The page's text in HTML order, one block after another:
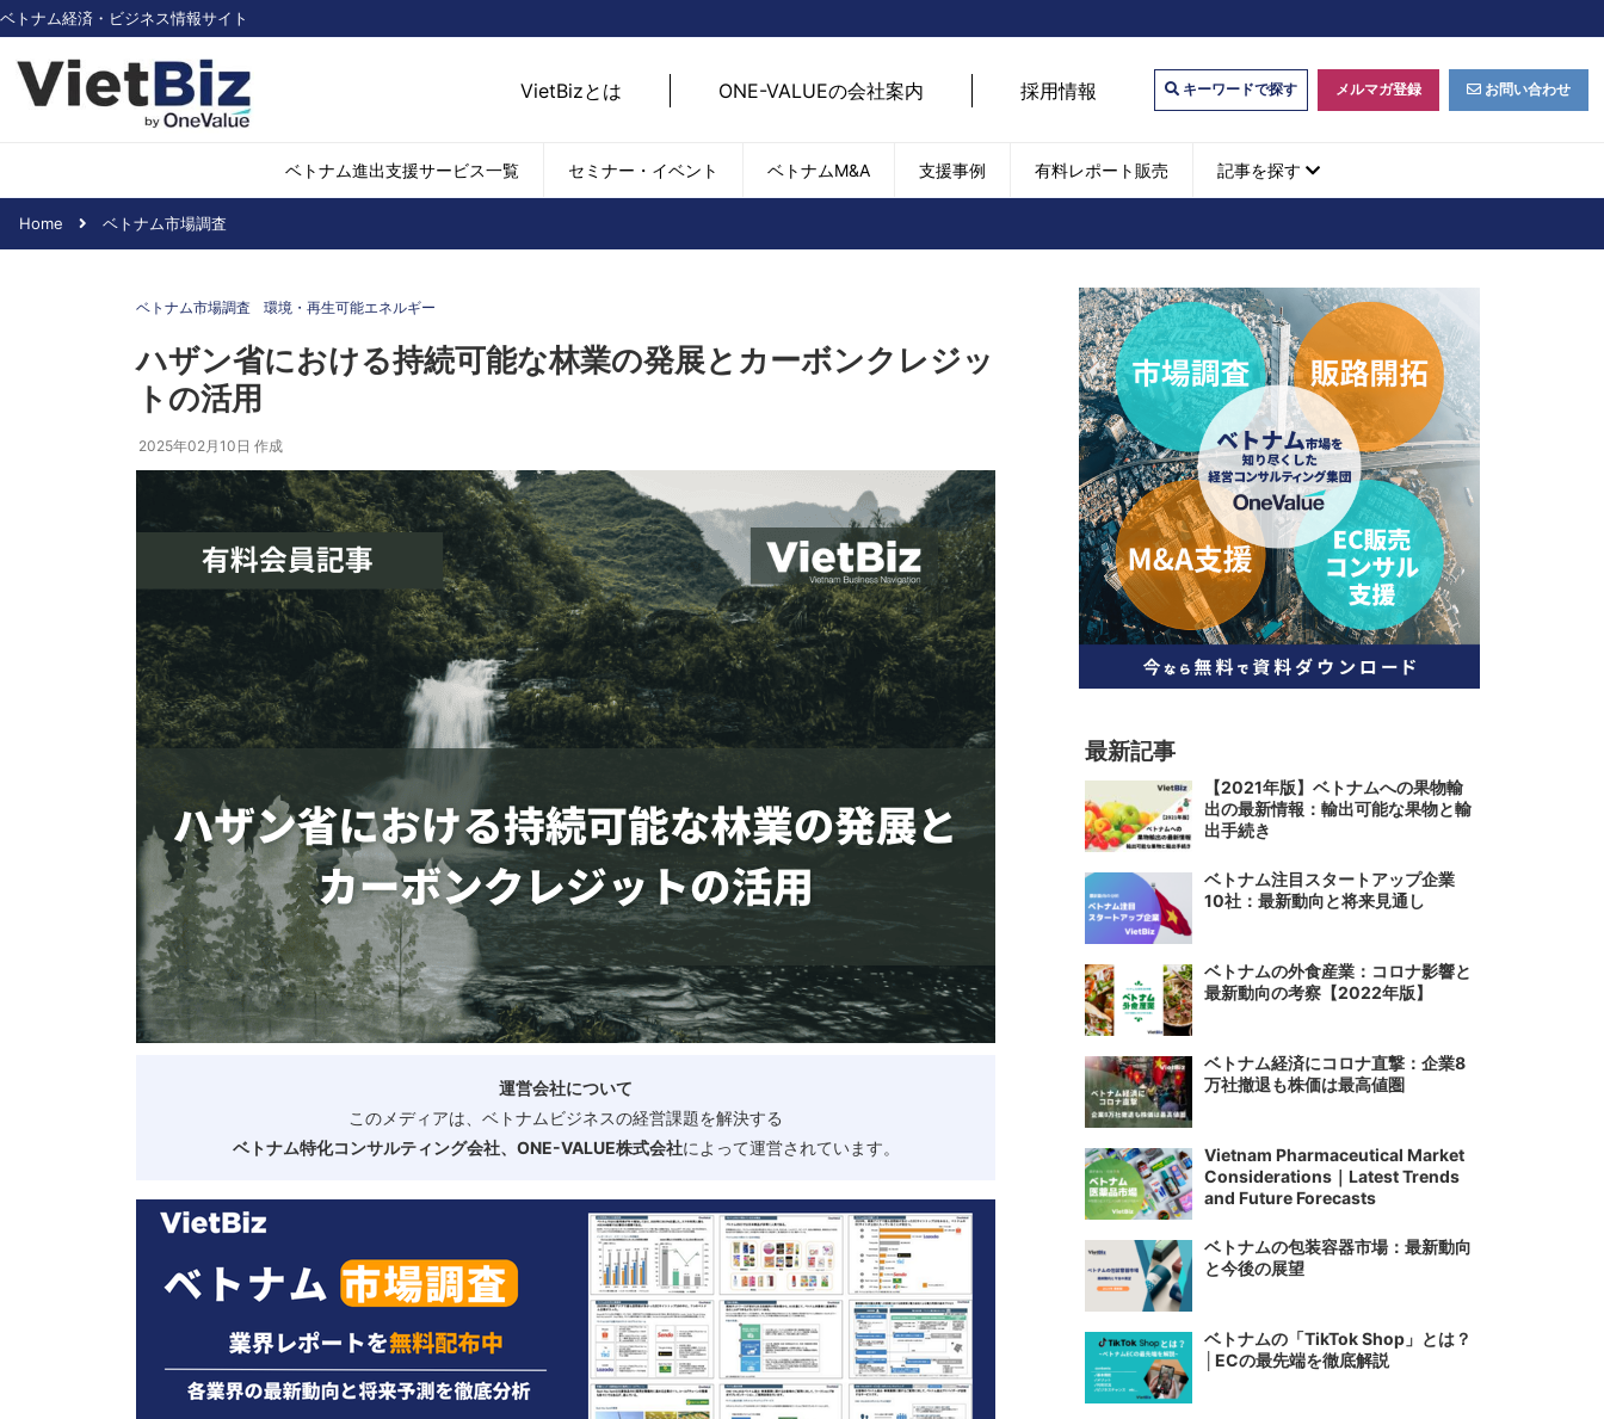
ベトナム経済・ビジネス情報サイト
VietBizとは ONE-VALUEの会社案内 採用情報 キーワードで探す メルマガ登録 お問い合わせ
ベトナム進出支援サービス一覧 セミナー・イベント ベトナムM&A 支援事例 有料レポート販売 記事を探す
日用消費・小売
デジタル経済・IT
アパレル
加工食品
化学・素材
SDGs・ESG
外国直接投資（FDI）
現地パートナー探索
デジタルマーケティング・
web広告
M&A動向
ベトナム企業買収・出資
ベトナム進出
会社設立
外資規制
財務・会計
税制
補助金・助成金
ベトナム企業
ベトナム企業動向
スタートアップ企業
ベトナム人材
特定技能
高度人材・エンジニア
ベトナム一般概況
ベトナムでの生活
文化・社会
政治
ベトナムで働く・仕事 ベトナム業界地図
Home ベトナム市場調査
ベトナム市場調査 環境・再生可能エネルギー
ハザン省における持続可能な林業の発展とカーボンクレジッ
トの活用
2025年02月10日 作成
運営会社について
このメディアは、ベトナムビジネスの経営課題を解決する
ベトナム特化コンサルティング会社、ONE-VALUE株式会社によって運営されています。
最新記事
【2021年版】ベトナムへの果物輸
出の最新情報：輸出可能な果物と輸
出手続き
ベトナム注目スタートアップ企業
10社：最新動向と将来見通し
ベトナムの外食産業：コロナ影響と
最新動向の考察【2022年版】
ベトナム経済にコロナ直撃：企業8
万社撤退も株価は最高値圏
Vietnam Pharmaceutical Market
Considerations｜Latest Trends
and Future Forecasts
ベトナムの包装容器市場：最新動向
と今後の展望
ベトナムの「TikTok Shop」とは？
│ECの最先端を徹底解説